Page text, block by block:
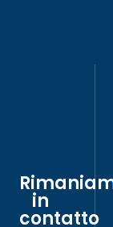
in
contatto